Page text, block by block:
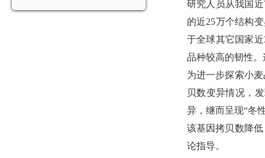
研究人员从我国近
的近25万个结构
于全球其它国家近
品种较高的韧性
为进一步探索小
贝数变异情况，
异，继而呈现“冬
该基因拷贝数降
论指导。